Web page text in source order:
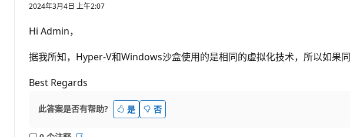
2024年3月4日 上午2:07
Hi Admin，
据我所知，Hyper-V和Windows沙盒使用的是相同的虚拟化技术，所以如果
Best Regards
此答案是否有帮助? 是 否